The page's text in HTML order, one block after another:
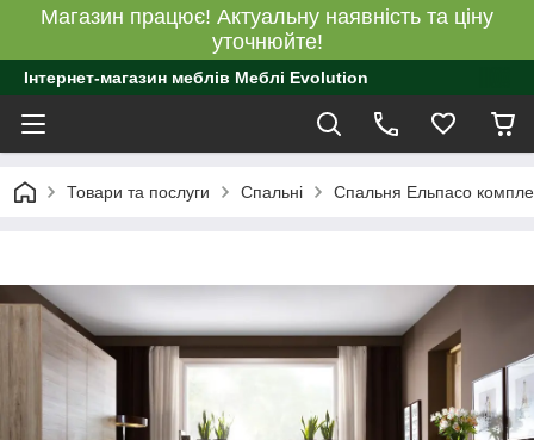
Магазин працює! Актуальну наявність та ціну
уточнюйте!
Інтернет-магазин меблів Меблі Evolution
Товари та послуги Спальні Спальня Ельпасо